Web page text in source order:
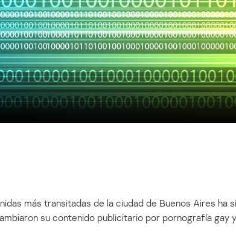
más transitadas de la ciudad de Buenos Aires ha
su contenido publicitario por pornografía gay y